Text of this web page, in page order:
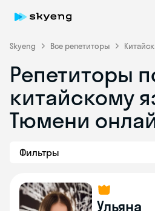
Skyeng Все репетиторы
Репетиторы
китайскому
Тюмени
Фильтры
Ульяна
Skyeng Chat